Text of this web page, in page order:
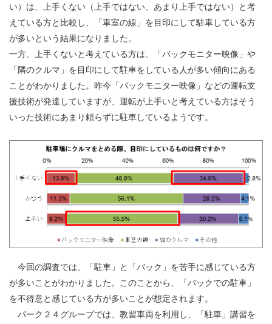
い）は、上手くない（上手ではない、あまり上手ではない）と考
えている方と比較し、「車室の線」を目印にして駐車している方
が多いという結果になりました。
一方、上手くないと考えている方は、「バックモニター映像」や
「隣のクルマ」を目印にして駐車をしている人が多い傾向にある
ことがわかりました。昨今「バックモニター映像」などの運転支
援技術が発達していますが、運転が上手いと考えている方はそう
いった技術にあまり頼らずに駐車しているようです。
今回の調査では、「駐車」と「バック」を苦手に感じている方
が多いことがわかりました。このことから、「バックでの駐車」
を不得意と感じている方が多いことが想定されます。
パーク２４グループでは、教習車両を利用し、「駐車」講習を